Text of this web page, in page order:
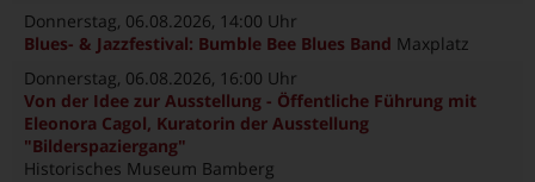
Donnerstag, 06.08.2026, 14:00 Uhr
Blues- & Jazzfestival: Bumble Bee Blues Band Maxplatz
Donnerstag, 06.08.2026, 16:00 Uhr
Von der Idee zur Ausstellung - Öffentliche Führung mit
Eleonora Cagol, Kuratorin der Ausstellung
"Bilderspaziergang"
Historisches Museum Bamberg